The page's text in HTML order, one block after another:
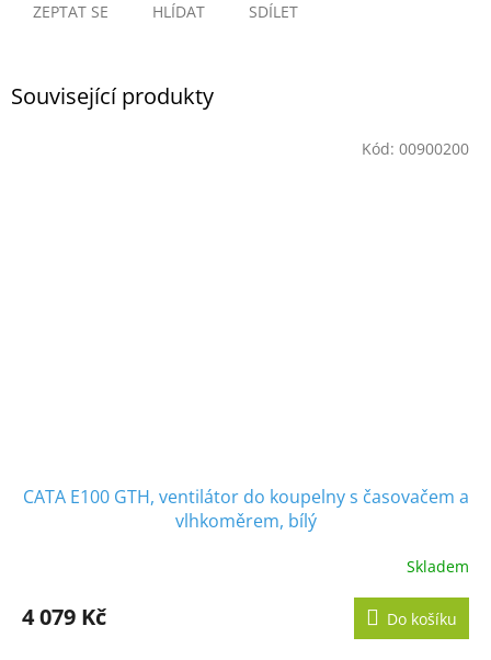
ZEPTAT SE HLÍDAT SDÍLET
Související produkty
CATA E100 GTH, ventilátor do koupelny s časovačem a
vlhkoměrem, bílý
produktu
je
Skladem
4 079 Kč Do košíku
Kód: 00900200